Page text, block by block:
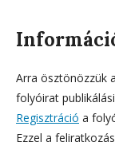
Arra ösztönözzük
folyóirat
Regisztráció a
Ezzel a